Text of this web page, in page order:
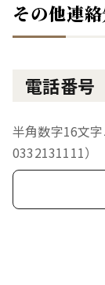
その他連
電話番号
半角数字16文
0332131111）